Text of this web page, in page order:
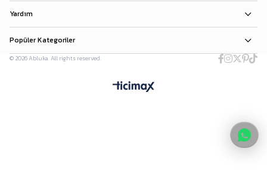
Yardım
Popüler Kategoriler
© 2026 Abluka. All rights reserved.